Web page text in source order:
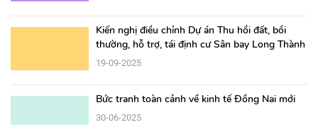
Kiến nghị điều chỉnh Dự án Thu hồi đất, bồi
thường, hỗ trợ, tái định cư Sân bay Long Thành
19-09-2025
Bức tranh toàn cảnh về kinh tế Đồng Nai mới
30-06-2025